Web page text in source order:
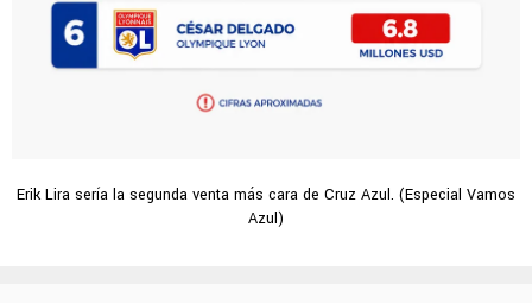
Erik Lira sería la segunda venta más cara de Cruz Azul. (Especial Vamos
Azul)